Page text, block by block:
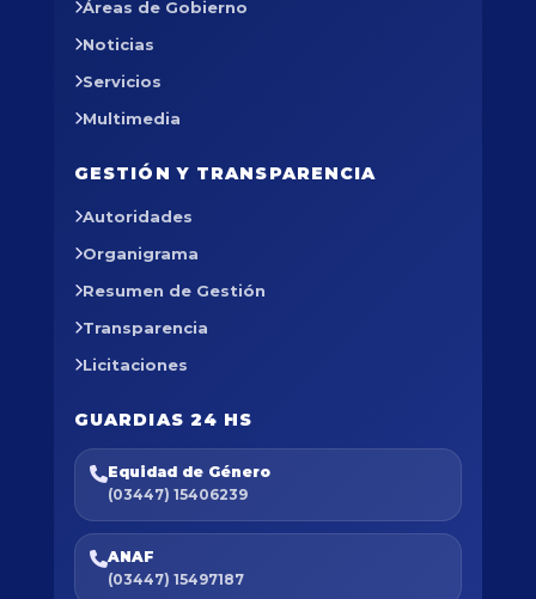
Áreas de Gobierno
Noticias
Servicios
Multimedia
GESTIÓN Y TRANSPARENCIA
Autoridades
Organigrama
Resumen de Gestión
Transparencia
Licitaciones
GUARDIAS 24 HS
Equidad de Género
(03447) 15406239
ANAF
(03447) 15497187